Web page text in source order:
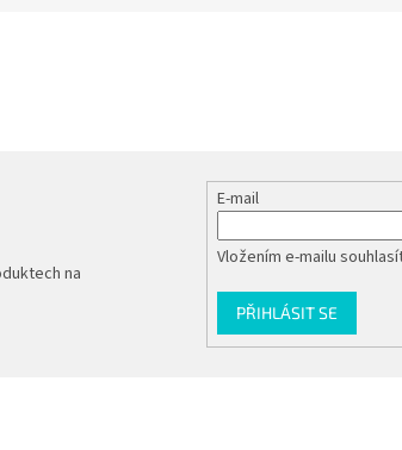
na
E-mail
Vložením e-mailu
PŘIHLÁSIT SE